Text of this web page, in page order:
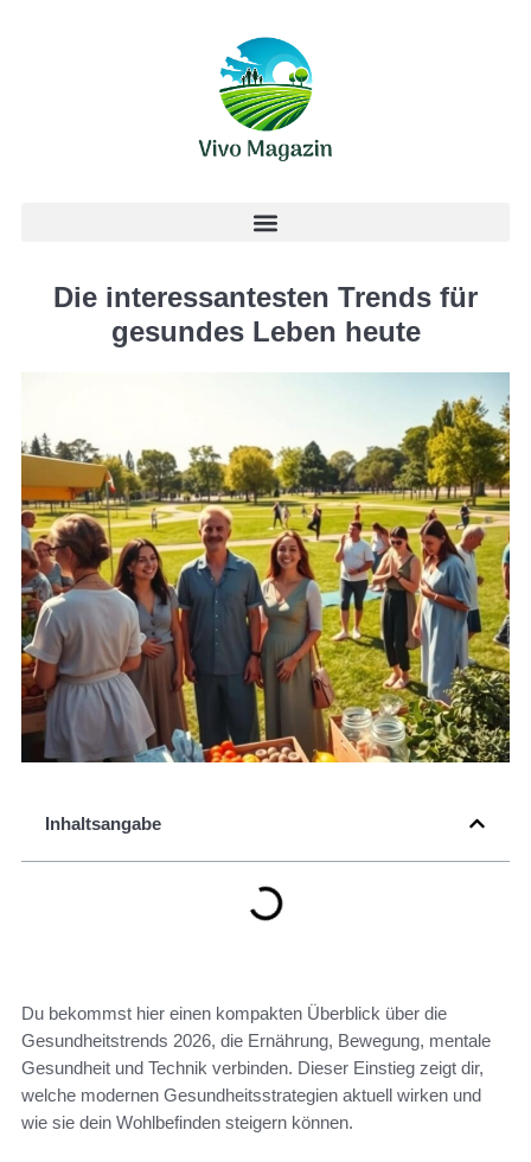
Die interessantesten Trends für
gesundes Leben heute
Inhaltsangabe
Du bekommst hier einen kompakten Überblick über die
Gesundheitstrends 2026, die Ernährung, Bewegung, mentale
Gesundheit und Technik verbinden. Dieser Einstieg zeigt dir,
welche modernen Gesundheitsstrategien aktuell wirken und
wie sie dein Wohlbefinden steigern können.